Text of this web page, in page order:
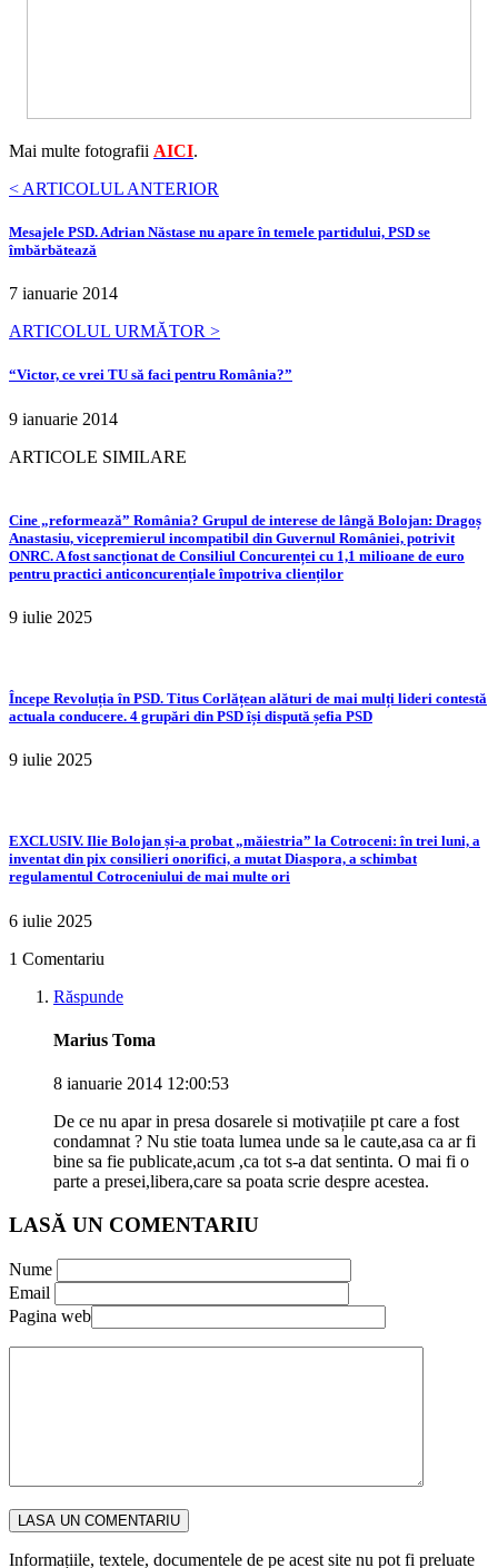
Mai multe fotografii AICI.
< ARTICOLUL ANTERIOR
Mesajele PSD. Adrian Năstase nu apare în temele partidului, PSD se
îmbărbătează
7 ianuarie 2014
ARTICOLUL URMĂTOR >
“Victor, ce vrei TU să faci pentru România?”
9 ianuarie 2014
ARTICOLE SIMILARE
Cine „reformează” România? Grupul de interese de lângă Bolojan: Dragoș
Anastasiu, vicepremierul incompatibil din Guvernul României, potrivit
ONRC. A fost sancționat de Consiliul Concurenței cu 1,1 milioane de euro
pentru practici anticoncurențiale împotriva clienților
9 iulie 2025
Începe Revoluția în PSD. Titus Corlățean alături de mai mulți lideri contestă
actuala conducere. 4 grupări din PSD își dispută șefia PSD
9 iulie 2025
EXCLUSIV. Ilie Bolojan și-a probat „măiestria” la Cotroceni: în trei luni, a
inventat din pix consilieri onorifici, a mutat Diaspora, a schimbat
regulamentul Cotroceniului de mai multe ori
6 iulie 2025
1 Comentariu
Răspunde
Marius Toma
8 ianuarie 2014 12:00:53
De ce nu apar in presa dosarele si motivațiile pt care a fost
condamnat ? Nu stie toata lumea unde sa le caute,asa ca ar fi
bine sa fie publicate,acum ,ca tot s-a dat sentinta. O mai fi o
parte a presei,libera,care sa poata scrie despre acestea.
LASĂ UN COMENTARIU
Nume
Email
Pagina web
Informațiile, textele, documentele de pe acest site nu pot fi preluate